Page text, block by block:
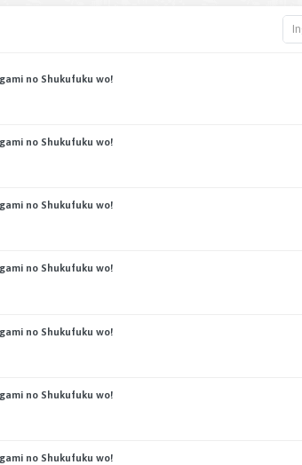
no Shukufuku wo!
no Shukufuku wo!
no Shukufuku wo!
no Shukufuku wo!
no Shukufuku wo!
no Shukufuku wo!
no Shukufuku wo!